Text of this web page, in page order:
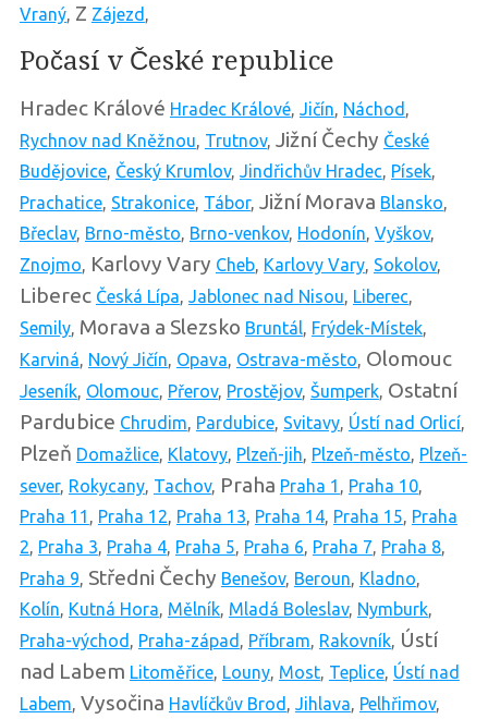
Vraný, Z Zájezd ,
Počasí v České republice
Hradec Králové Hradec Králové, Jičín, Náchod ,
Rychnov nad Kněžnou, Trutnov, Jižní Čechy České
Budějovice, Český Krumlov, Jindřichův Hradec, Písek,
Prachatice, Strakonice, Tábor, Jižní Morava Blansko,
Břeclav, Brno-město, Brno-venkov, Hodonín, Vyškov,
Znojmo, Karlovy Vary Cheb, Karlovy Vary, Sokolov,
Liberec Česká Lípa, Jablonec nad Nisou, Liberec,
Semily, Morava a Slezsko Bruntál, Frýdek-Místek,
Karviná, Nový Jičín, Opava, Ostrava-město, Olomouc
Jeseník, Olomouc, Přerov, Prostějov, Šumperk, Ostatní
Pardubice Chrudim, Pardubice, Svitavy, Ústí nad Orlicí,
Plzeň Domažlice, Klatovy, Plzeň-jih, Plzeň-město, Plzeň-
sever, Rokycany, Tachov, Praha Praha 1 , Praha 10,
Praha 11 , Praha 12, Praha 13, Praha 14, Praha 15, Praha
2, Praha 3, Praha 4, Praha 5, Praha 6, Praha 7, Praha 8,
Praha 9, Středni Čechy Benešov, Beroun, Kladno,
Kolín, Kutná Hora, Mělník, Mladá Boleslav, Nymburk,
Praha-východ , Praha-západ , Příbram, Rakovník, Ústí
nad Labem Litoměřice, Louny, Most, Teplice, Ústí nad
Labem, Vysočina Havlíčkův Brod , Jihlava, Pelhřimov,